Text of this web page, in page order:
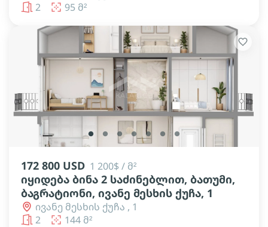
2
95 მ²
lens lens lens lens lens lens lens
172 800 USD 1 200$ / მ²
იყიდება ბინა 2 საძინებლით, ბათუმი,
ბაგრატიონი, ივანე მესხის ქუჩა, 1
ივანე მესხის ქუჩა , 1
2
144 მ²